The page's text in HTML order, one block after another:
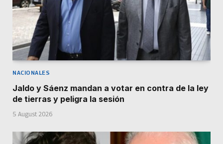
NACIONALES
Jaldo y Sáenz mandan a votar en contra de la ley
de tierras y peligra la sesión
5 August 2026